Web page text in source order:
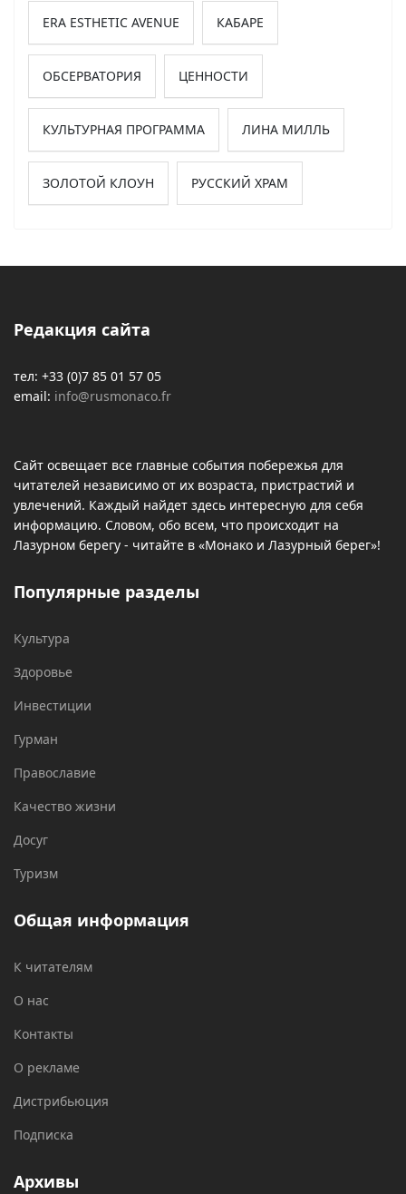
ERA ESTHETIC AVENUE КАБАРЕ
ОБСЕРВАТОРИЯ ЦЕННОСТИ
КУЛЬТУРНАЯ ПРОГРАММА ЛИНА МИЛЛЬ
ЗОЛОТОЙ КЛОУН РУССКИЙ ХРАМ
Редакция сайта
тел: +33 (0)7 85 01 57 05
email: info@rusmonaco.fr
Сайт освещает все главные события побережья для
читателей независимо от их возраста, пристрастий и
увлечений. Каждый найдет здесь интересную для себя
информацию. Словом, обо всем, что происходит на
Лазурном берегу - читайте в «Монако и Лазурный берег»!
Популярные разделы
Культура
Здоровье
Инвестиции
Гурман
Православие
Качество жизни
Досуг
Туризм
Общая информация
К читателям
О нас
Контакты
О рекламе
Дистрибьюция
Подписка
Архивы